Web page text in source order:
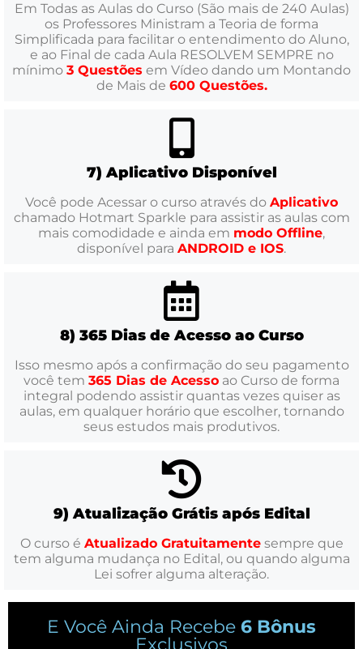
Em Todas as Aulas do Curso (São mais de 240 Aulas)
os Professores Ministram a Teoria de forma
Simplificada para facilitar o entendimento do Aluno,
e ao Final de cada Aula RESOLVEM SEMPRE no
mínimo 3 Questões em Vídeo dando um Montando
de Mais de 600 Questões.
7) Aplicativo Disponível
Você pode Acessar o curso através do Aplicativo
chamado Hotmart Sparkle para assistir as aulas com
mais comodidade e ainda em modo Offline,
disponível para ANDROID e IOS.
8) 365 Dias de Acesso ao Curso
Isso mesmo após a confirmação do seu pagamento
você tem 365 Dias de Acesso ao Curso de forma
integral podendo assistir quantas vezes quiser as
aulas, em qualquer horário que escolher, tornando
seus estudos mais produtivos.
9) Atualização Grátis após Edital
O curso é Atualizado Gratuitamentesempre que
tem alguma mudança no Edital, ou quando alguma
Lei sofrer alguma alteração.
E Você Ainda Recebe 6 Bônus